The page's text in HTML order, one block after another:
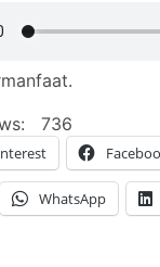
736
WhatsApp